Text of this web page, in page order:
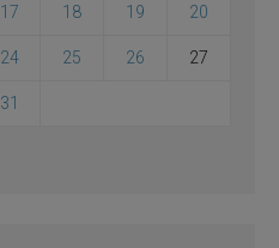
17 18 19 20
24 25 26 27
31